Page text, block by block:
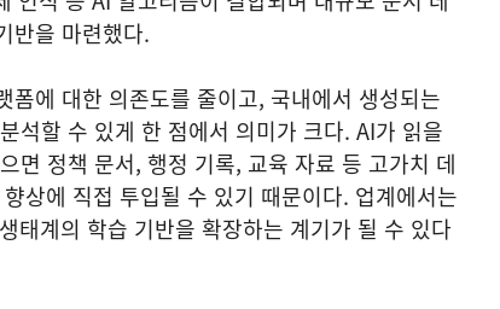
반을 마련했다.
폼에 대한 의존도를 줄이고, 국내에서 생성되는
석할 수 있게 한 점에서 의미가 크다. AI가 읽을
면 정책 문서, 행정 기록, 교육 자료 등 고가치 데
상에 직접 투입될 수 있기 때문이다. 업계에서는
태계의 학습 기반을 확장하는 계기가 될 수 있다